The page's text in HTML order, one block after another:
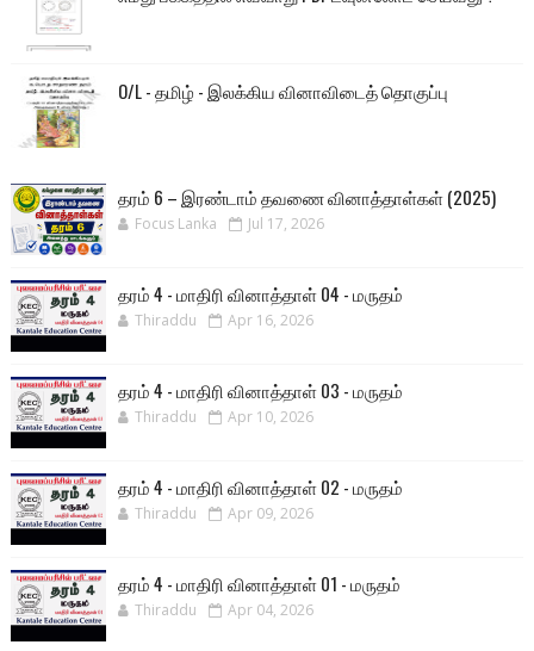
O/L - தமிழ் - இலக்கிய வினாவிடைத் தொகுப்பு
தரம் 6 – இரண்டாம் தவணை வினாத்தாள்கள் (2025)
Focus Lanka Jul 17, 2026
தரம் 4 - மாதிரி வினாத்தாள் 04 - மருதம்
Thiraddu Apr 16, 2026
தரம் 4 - மாதிரி வினாத்தாள் 03 - மருதம்
Thiraddu Apr 10, 2026
தரம் 4 - மாதிரி வினாத்தாள் 02 - மருதம்
Thiraddu Apr 09, 2026
தரம் 4 - மாதிரி வினாத்தாள் 01 - மருதம்
Thiraddu Apr 04, 2026